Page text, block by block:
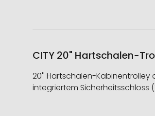
CITY 20" Hartschalen-
20'' Hartschalen-Kabinentrolley
integriertem Sicherheitsschloss